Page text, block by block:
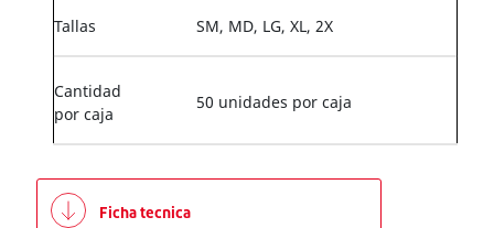
Tallas SM, MD, LG, XL, 2X
Cantidad
por caja
50 unidades por caja
Ficha tecnica